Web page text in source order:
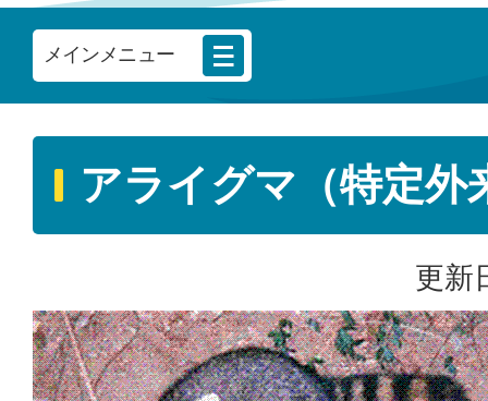
メインメニュー
アライグマ（特定外
更新